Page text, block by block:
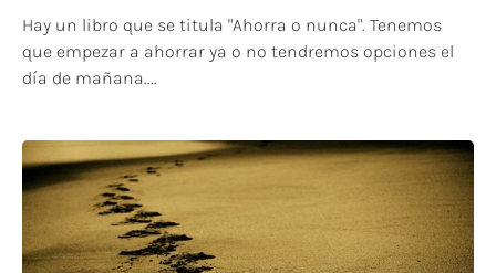
Hay un libro que se titula "Ahorra o nunca". Tenemos
que empezar a ahorrar ya o no tendremos opciones el
día de mañana....